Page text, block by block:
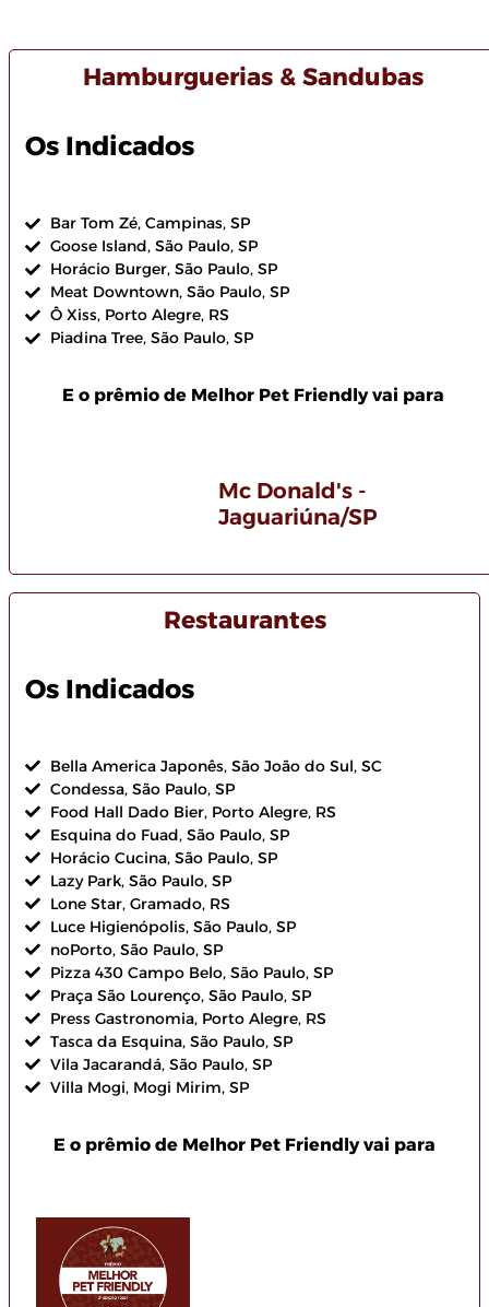
Hamburguerias & Sandubas
Os Indicados
Bar Tom Zé, Campinas, SP
Goose Island, São Paulo, SP
Horácio Burger, São Paulo, SP
Meat Downtown, São Paulo, SP
Ô Xiss, Porto Alegre, RS
Piadina Tree, São Paulo, SP
E o prêmio de Melhor Pet Friendly vai para
Mc Donald's -
Jaguariúna/SP
Restaurantes
Os Indicados
Bella America Japonês, São João do Sul, SC
Condessa, São Paulo, SP
Food Hall Dado Bier, Porto Alegre, RS
Esquina do Fuad, São Paulo, SP
Horácio Cucina, São Paulo, SP
Lazy Park, São Paulo, SP
Lone Star, Gramado, RS
Luce Higienópolis, São Paulo, SP
noPorto, São Paulo, SP
Pizza 430 Campo Belo, São Paulo, SP
Praça São Lourenço, São Paulo, SP
Press Gastronomia, Porto Alegre, RS
Tasca da Esquina, São Paulo, SP
Vila Jacarandá, São Paulo, SP
Villa Mogi, Mogi Mirim, SP
E o prêmio de Melhor Pet Friendly vai para